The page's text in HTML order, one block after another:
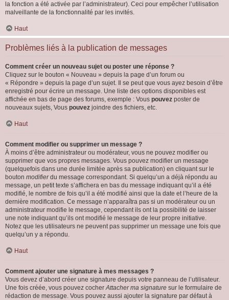
la fonction a été activée par l’administrateur). Ceci pour empêcher l’utilisation
malveillante de la fonctionnalité par les invités.
Haut
Problèmes liés à la publication de messages
Comment créer un nouveau sujet ou poster une réponse ?
Cliquez sur le bouton « Nouveau » depuis la page d’un forum ou
« Répondre » depuis la page d’un sujet. Il se peut que vous ayez besoin d’être
enregistré pour écrire un message. Une liste des options disponibles est
affichée en bas de page des forums, exemple : Vous pouvez poster de
nouveaux sujets, Vous pouvez joindre des fichiers, etc.
Haut
Comment modifier ou supprimer un message ?
À moins d’être administrateur ou modérateur, vous ne pouvez modifier ou
supprimer que vos propres messages. Vous pouvez modifier un message
(quelquefois dans une durée limitée après sa publication) en cliquant sur le
bouton modifierdu message correspondant. Si quelqu’un a déjà répondu au
message, un petit texte s’affichera en bas du message indiquant qu’il a été
modifié, le nombre de fois qu’il a été modifié ainsi que la date et l’heure de la
dernière modification. Ce message n’apparaîtra pas si un modérateur ou un
administrateur modifie le message, cependant ils ont la possibilité de laisser
une note indiquant qu’ils ont modifié le message de leur propre initiative.
Notez que les utilisateurs ne peuvent pas supprimer un message une fois que
quelqu’un y a répondu.
Haut
Comment ajouter une signature à mes messages ?
Vous devez d’abord créer une signature depuis votre panneau de l’utilisateur.
Une fois créée, vous pouvez cocherAttacher ma signature sur le formulaire de
rédaction de message. Vous pouvez aussi ajouter la signature par défaut à